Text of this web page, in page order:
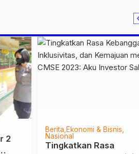
2
Berita Ekonomi & Bisnis
Nasional
Tingkatkan Rasa